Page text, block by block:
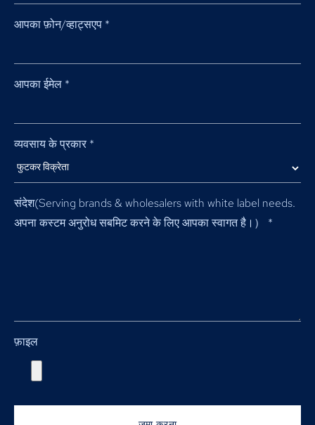
आपका फ़ोन/व्हाट्सएप *
आपका ईमेल *
व्यवसाय के प्रकार *
संदेश(Serving brands & wholesalers with white label needs.
अपना कस्टम अनुरोध सबमिट करने के लिए आपका स्वागत है।）
*
फ़ाइल